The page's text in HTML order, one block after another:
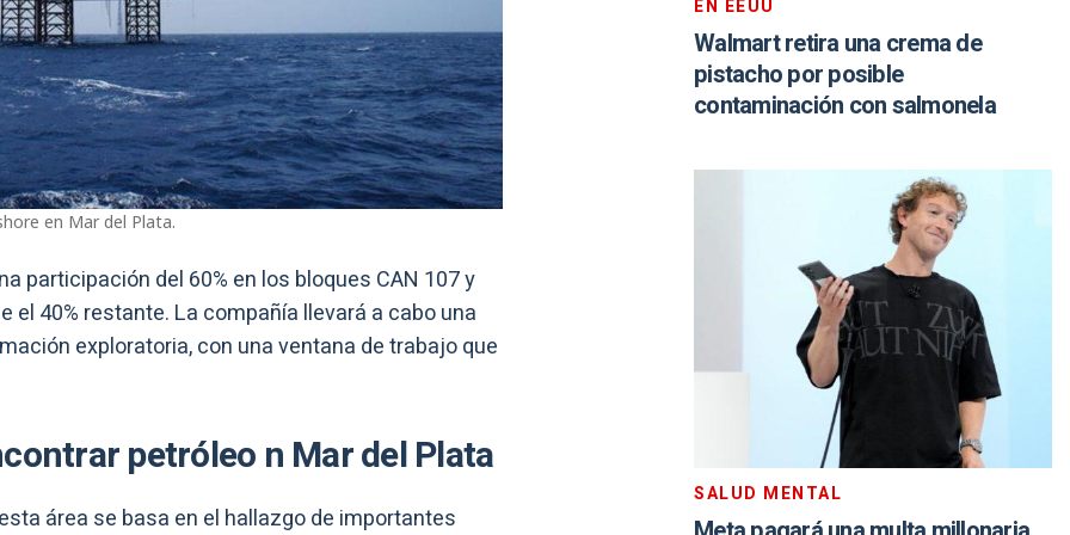
en Mar del Plata.
participación del 60% en los bloques CAN 107 y
el 40% restante. La compañía llevará a cabo una
exploratoria, con una ventana de trabajo que
petróleo n Mar del Plata
área se basa en el hallazgo de importantes
EN EEUU
Walmart retira una crema de
pistacho por posible
contaminación con salmonela
SALUD MENTAL